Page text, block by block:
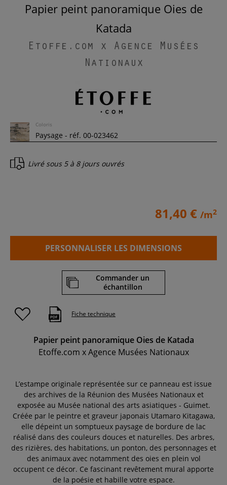
Papier peint panoramique Oies de
Katada
Etoffe.com x Agence Musées
Nationaux
Coloris
Livré sous 5 à 8 jours ouvrés
81,40 € /m2
PERSONNALISER LES DIMENSIONS
Commander un
échantillon
Fiche technique
Papier peint panoramique Oies de Katada
Etoffe.com x Agence Musées Nationaux
L’estampe originale représentée sur ce panneau est issue
des archives de la Réunion des Musées Nationaux et
exposée au Musée national des arts asiatiques - Guimet.
Créée par le peintre et graveur japonais Utamaro Kitagawa,
elle dépeint un somptueux paysage de bordure de lac
réalisé dans des couleurs douces et naturelles. Des arbres,
des rizières, des habitations, un ponton, des personnages et
des animaux avec notamment des oies en plein vol
occupent ce décor. Ce fascinant revêtement mural apporte
de la poésie et habille votre espace.